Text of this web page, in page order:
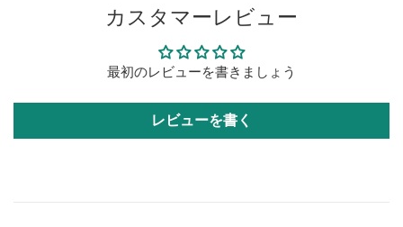
カスタマーレビュー
最初のレビューを書きましょう
レビューを書く